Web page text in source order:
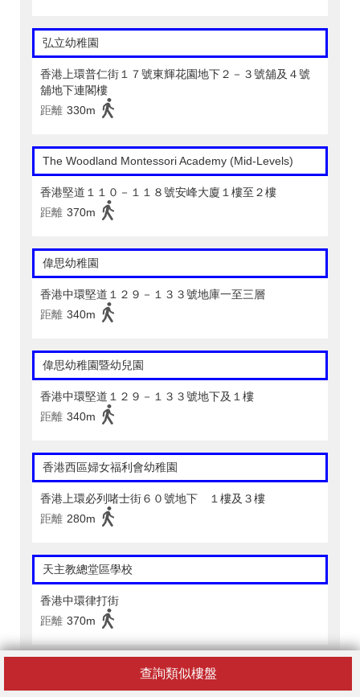
查詢類似樓盤
弘立幼稚園
香港上環普仁街１７號東輝花園地下２－３號舖及４號
舖地下連閣樓
距離 330m
The Woodland Montessori Academy (Mid-Levels)
香港堅道１１０－１１８號安峰大廈１樓至２樓
距離 370m
偉思幼稚園
香港中環堅道１２９－１３３號地庫一至三層
距離 340m
偉思幼稚園暨幼兒園
香港中環堅道１２９－１３３號地下及１樓
距離 340m
香港西區婦女福利會幼稚園
香港上環必列啫士街６０號地下 １樓及３樓
距離 280m
天主教總堂區學校
香港中環律打街
距離 370m
中西區聖安多尼學校